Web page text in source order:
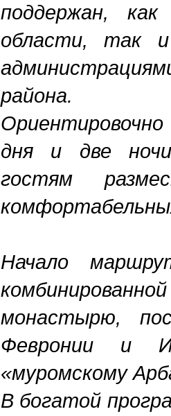
поддержан, как
области, так
района.
дня и две
гостям
Начало
монастырю,
Февронии и
«муромскому
В богатой